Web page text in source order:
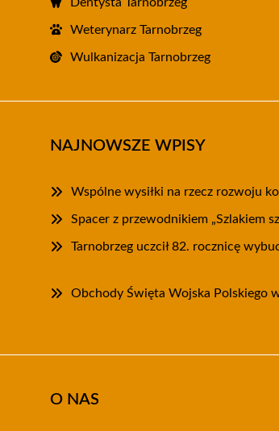
Weterynarz Tarnobrzeg
Wulkanizacja Tarnobrzeg
NAJNOWSZE WPISY
Wspólne wysiłki na rzecz rozwoju
Spacer z przewodnikiem „Szlakiem
Tarnobrzeg uczcił 82. rocznicę
Obchody Święta Wojska Polskiego
O NAS